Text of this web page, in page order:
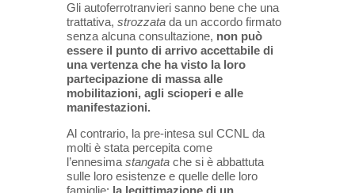
Gli autoferrotranvieri sanno bene che una
trattativa, strozzata da un accordo firmato
senza alcuna consultazione, non può
essere il punto di arrivo accettabile di
una vertenza che ha visto la loro
partecipazione di massa alle
mobilitazioni, agli scioperi e alle
manifestazioni.
Al contrario, la pre-intesa sul CCNL da
molti è stata percepita come
l’ennesima stangata che si è abbattuta
sulle loro esistenze e quelle delle loro